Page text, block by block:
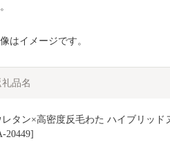
はイメージです。
礼品名
レタン×高密度反毛わた ハイブリッド
20449]